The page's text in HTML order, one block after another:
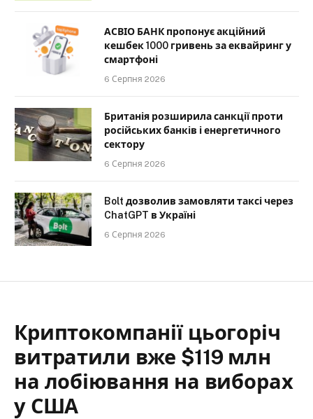
АСВІО БАНК пропонує акційний
кешбек 1000 гривень за еквайринг у
смартфоні
6 Серпня 2026
Британія розширила санкції проти
російських банків і енергетичного
сектору
6 Серпня 2026
Bolt дозволив замовляти таксі через
ChatGPT в Україні
6 Серпня 2026
Криптокомпанії цьогоріч
витратили вже $119 млн
на лобіювання на виборах
у США